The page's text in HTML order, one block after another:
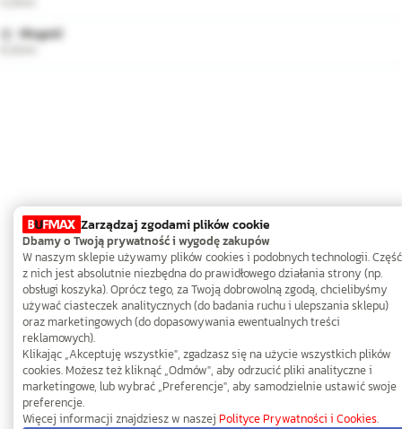
Długość
Zarządzaj zgodami plików cookie
Dbamy o Twoją prywatność i wygodę zakupów
W naszym sklepie używamy plików cookies i podobnych technologii. Część
z nich jest absolutnie niezbędna do prawidłowego działania strony (np.
obsługi koszyka). Oprócz tego, za Twoją dobrowolną zgodą, chcielibyśmy
używać ciasteczek analitycznych (do badania ruchu i ulepszania sklepu)
oraz marketingowych (do dopasowywania ewentualnych treści
reklamowych).
Klikając „Akceptuję wszystkie", zgadzasz się na użycie wszystkich plików
cookies. Możesz też kliknąć „Odmów", aby odrzucić pliki analityczne i
marketingowe, lub wybrać „Preferencje", aby samodzielnie ustawić swoje
preferencje.
Więcej informacji znajdziesz w naszej Polityce Prywatności i Cookies.